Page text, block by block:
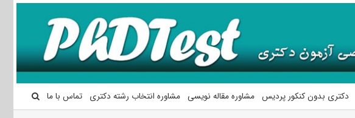
دکتری بدون کنکور پردیس مشاوره مقاله نویسی مشاوره انتخاب رشته دکتری تماس با ما